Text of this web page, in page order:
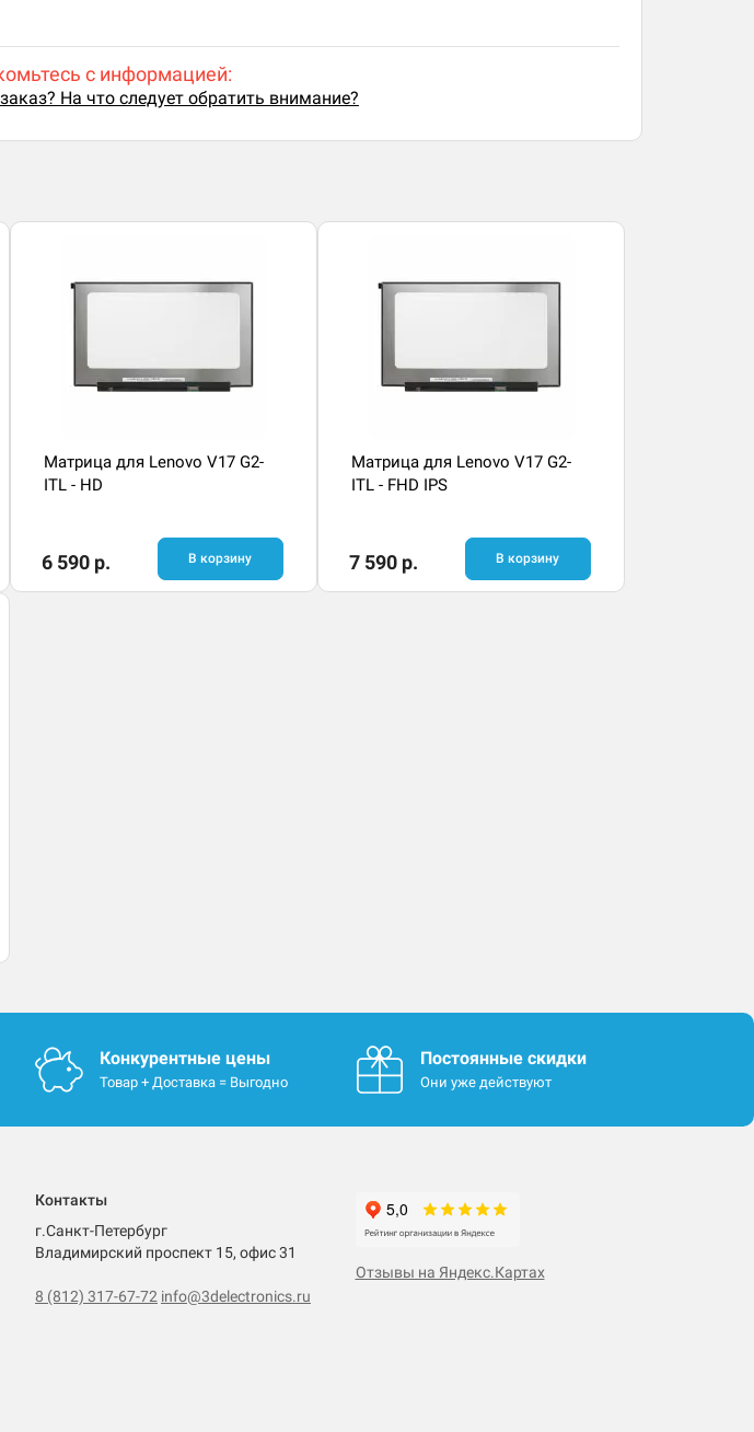
с информацией:
На что следует обратить внимание?
Матрица для Lenovo V17 G2-
ITL - HD
6 590 р. В корзину
Матрица для Lenovo V17 G2-
ITL - FHD IPS
7 590 р. В корзину
Конкурентные цены
Товар + Доставка = Выгодно
Постоянные скидки
Они уже действуют
Контакты
г.Санкт-Петербург
Владимирский проспект 15, офис 31
8 (812) 317-67-72 info@3delectronics.ru
Отзывы на Яндекс.Картах